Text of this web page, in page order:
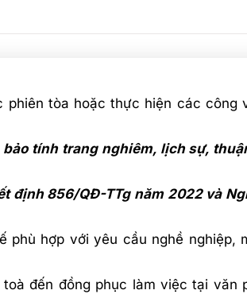
tòa hoặc thực hiện các công
tính trang nghiêm, lịch sự,
856/QĐ-TTg năm 2022 và
hợp với yêu cầu nghề nghiệp,
đến đồng phục làm việc tại văn